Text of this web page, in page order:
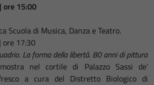
ore 15:00
Scuola di Musica, Danza e Teatro.
ore 17:30
La forma della libertà. 80 anni di pittura
nel cortile di Palazzo Sassi de'
a cura del Distretto Biologico di